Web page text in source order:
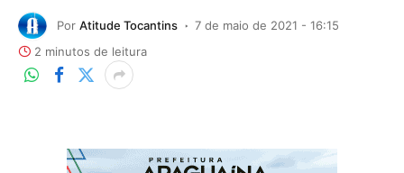
Por Atitude Tocantins
7 de maio de 2021 - 16:15
2 minutos de leitura